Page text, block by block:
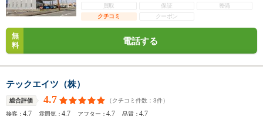
買取
保証
整備
クチコミ
クーポン
無
料
電話する
テックエイツ（株）
総合評価 4.7 （クチコミ件数： 3件）
接客：4.7 雰囲気：4.7 アフター：4.7 品質：4.7